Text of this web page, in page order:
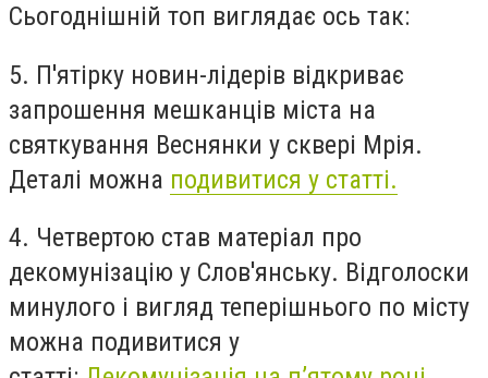
Сьогоднішній топ виглядає ось так:
5. П'ятірку новин-лідерів відкриває
запрошення мешканців міста на
святкування Веснянки у сквері Мрія.
Деталі можна подивитися у статті.
4. Четвертою став матеріал про
декомунізацію у Слов'янську. Відголоски
минулого і вигляд теперішнього по місту
можна подивитися у